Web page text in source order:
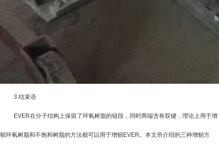
3.结束语
EVER在分子结构上保留了环氧树脂的链段，同时两端含有双键，理论上用于增
韧环氧树脂和不饱和树脂的方法都可以用于增韧 EVER。本文所介绍的三种增韧方